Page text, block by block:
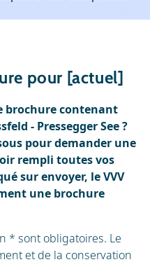
pour [actuel]
brochure contenant
- Pressegger See ?
pour demander une
rempli toutes vos
sur envoyer, le VVV
une brochure
* sont obligatoires. Le
et de la conservation